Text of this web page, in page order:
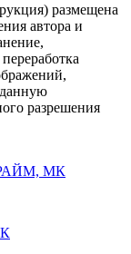
размещена
автора и
разрешения
МК